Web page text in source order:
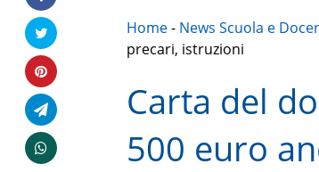
Home- News Scuola e
precari, istruzioni
Carta del
500 euro